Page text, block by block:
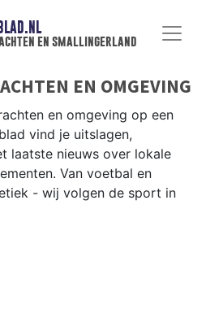
en smallingerland
EN OMGEVING
en omgeving op een
vind je uitslagen,
laatste nieuws over lokale
Van voetbal en
- wij volgen de sport in